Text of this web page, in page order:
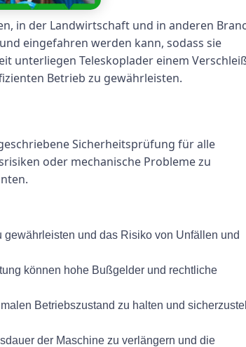
in der Landwirtschaft und in anderen
eingefahren werden kann, sodass sie
unterliegen Teleskoplader einem
Betrieb zu gewährleisten.
Sicherheitsprüfung für alle
oder mechanische Probleme zu
und das Risiko von Unfällen und
können hohe Bußgelder und rechtliche
Betriebszustand zu halten und
der Maschine zu verlängern und die